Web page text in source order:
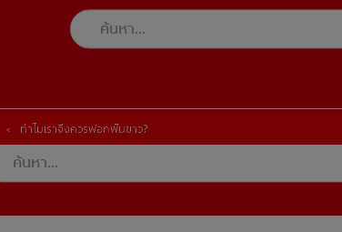
ทำไมเราจึงควรฟอกฟันขาว?